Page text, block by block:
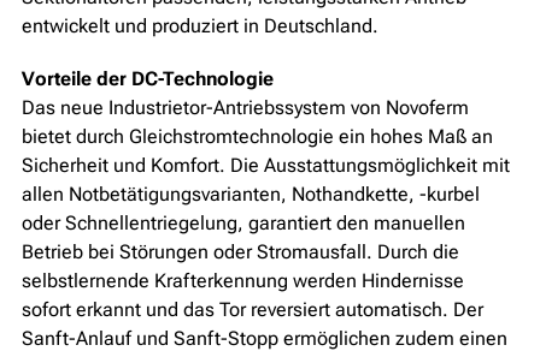
entwickelt und produziert in Deutschland.
Vorteile der DC-Technologie
Das neue Industrietor-Antriebssystem von Novoferm
bietet durch Gleichstromtechnologie ein hohes Maß an
Sicherheit und Komfort. Die Ausstattungsmöglichkeit mit
allen Notbetätigungsvarianten, Nothandkette, -kurbel
oder Schnellentriegelung, garantiert den manuellen
Betrieb bei Störungen oder Stromausfall. Durch die
selbstlernende Krafterkennung werden Hindernisse
sofort erkannt und das Tor reversiert automatisch. Der
Sanft-Anlauf und Sanft-Stopp ermöglichen zudem einen